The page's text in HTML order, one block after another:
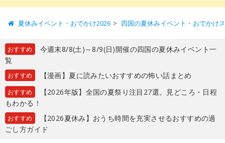
夏休みイベント・おでかけ2026 四国の夏休みイベント・おでかけ
おすすめ
今週末8/8(土)～8/9(日)開催の四国の夏休みイベント一
覧
おすすめ 【漫画】夏に読みたいおすすめの怖い話まとめ
おすすめ
【2026年版】全国の夏祭り注目27選。見どころ・日程
もわかる！
おすすめ
【2026夏休み】おうち時間を充実させるおすすめの過
ごし方ガイド